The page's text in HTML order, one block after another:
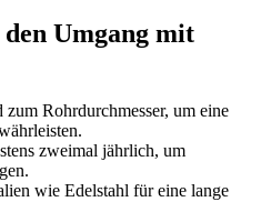
Umgang mit
zum Rohrdurchmesser, um eine
zweimal jährlich, um
wie Edelstahl für eine lange